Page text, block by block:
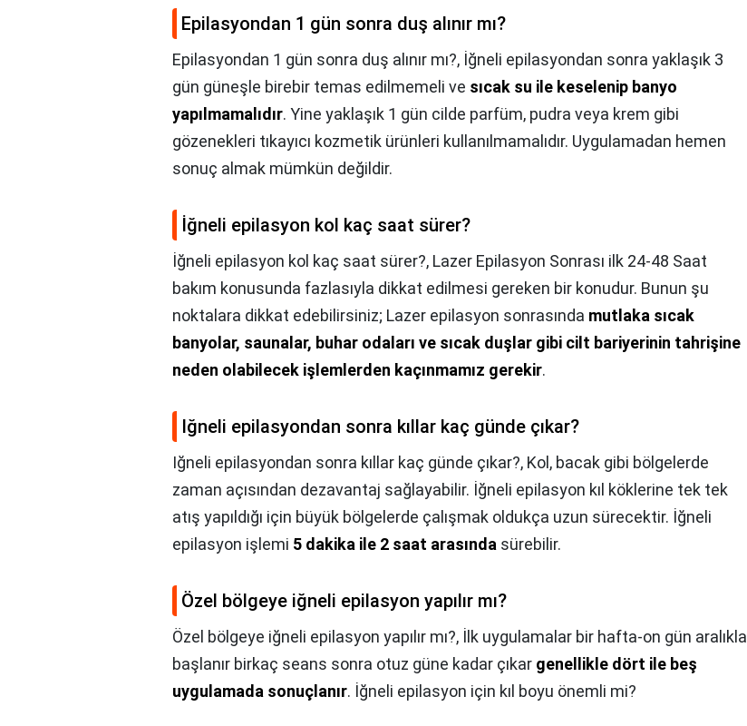
Epilasyondan 1 gün sonra duş alınır mı?
Epilasyondan 1 gün sonra duş alınır mı?, İğneli epilasyondan sonra yaklaşık 3
gün güneşle birebir temas edilmemeli ve sıcak su ile keselenip banyo
yapılmamalıdır. Yine yaklaşık 1 gün cilde parfüm, pudra veya krem gibi
gözenekleri tıkayıcı kozmetik ürünleri kullanılmamalıdır. Uygulamadan hemen
sonuç almak mümkün değildir.
İğneli epilasyon kol kaç saat sürer?
İğneli epilasyon kol kaç saat sürer?, Lazer Epilasyon Sonrası ilk 24-48 Saat
bakım konusunda fazlasıyla dikkat edilmesi gereken bir konudur. Bunun şu
noktalara dikkat edebilirsiniz; Lazer epilasyon sonrasında mutlaka sıcak
banyolar, saunalar, buhar odaları ve sıcak duşlar gibi cilt bariyerinin tahrişine
neden olabilecek işlemlerden kaçınmamız gerekir.
Iğneli epilasyondan sonra kıllar kaç günde çıkar?
Iğneli epilasyondan sonra kıllar kaç günde çıkar?, Kol, bacak gibi bölgelerde
zaman açısından dezavantaj sağlayabilir. İğneli epilasyon kıl köklerine tek tek
atış yapıldığı için büyük bölgelerde çalışmak oldukça uzun sürecektir. İğneli
epilasyon işlemi 5 dakika ile 2 saat arasında sürebilir.
Özel bölgeye iğneli epilasyon yapılır mı?
Özel bölgeye iğneli epilasyon yapılır mı?, İlk uygulamalar bir hafta-on gün aralıkla
başlanır birkaç seans sonra otuz güne kadar çıkar genellikle dört ile beş
uygulamada sonuçlanır. İğneli epilasyon için kıl boyu önemli mi?